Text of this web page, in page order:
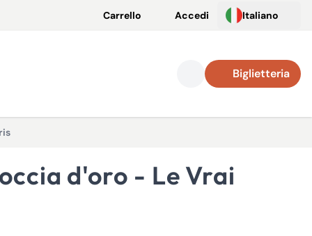
Carrello Accedi Italiano
Biglietteria